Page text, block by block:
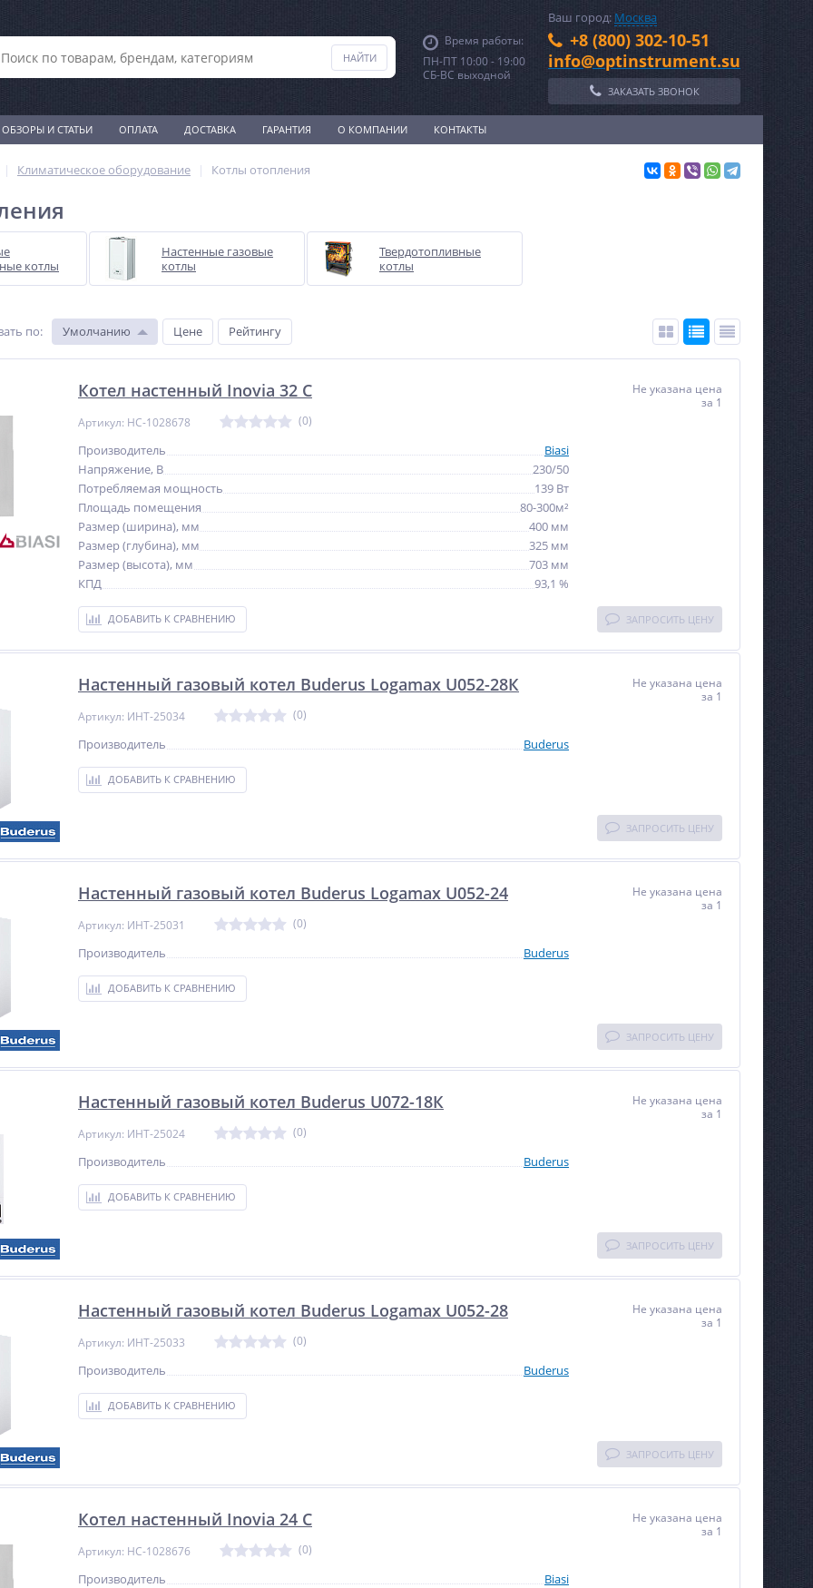
Время работы:
ПН-ПТ 10:00 - 19:00
СБ-ВС выходной
Ваш город: Москва
+8 (800) 302-10-51
info@optinstrument.su
ЗАКАЗАТЬ ЗВОНОК
ОБЗОРЫ И СТАТЬИ ОПЛАТА ДОСТАВКА ГАРАНТИЯ О КОМПАНИИ КОНТАКТЫ
NEW
ХИТ
Мультипликатор
индустриальный
пневматический прямого
654 980
пневматический прямого
Климатическое оборудование Котлы отопления
котлы
Настенные газовые
котлы
Твердотопливные
котлы
по: Умолчанию Цене Рейтингу
Котел настенный Inovia 32 C
Артикул: НС-1028678 (0)
Производитель
Biasi
Напряжение, В
230/50
Потребляемая мощность
139 Вт
Площадь помещения
80-300м²
Размер (ширина), мм
400 мм
Размер (глубина), мм
325 мм
Размер (высота), мм
703 мм
КПД
93,1 %
ДОБАВИТЬ К СРАВНЕНИЮ
Не указана цена
за 1
ЗАПРОСИТЬ ЦЕНУ
Настенный газовый котел Buderus Logamax U052-28К
Артикул: ИНТ-25034 (0)
Производитель Buderus
ДОБАВИТЬ К СРАВНЕНИЮ
Не указана цена
за 1
ЗАПРОСИТЬ ЦЕНУ
Настенный газовый котел Buderus Logamax U052-24
Артикул: ИНТ-25031 (0)
Производитель Buderus
ДОБАВИТЬ К СРАВНЕНИЮ
Не указана цена
за 1
ЗАПРОСИТЬ ЦЕНУ
Настенный газовый котел Buderus U072-18К
Артикул: ИНТ-25024 (0)
Производитель Buderus
ДОБАВИТЬ К СРАВНЕНИЮ
Не указана цена
за 1
ЗАПРОСИТЬ ЦЕНУ
Настенный газовый котел Buderus Logamax U052-28
Артикул: ИНТ-25033 (0)
Производитель Buderus
ДОБАВИТЬ К СРАВНЕНИЮ
Не указана цена
за 1
ЗАПРОСИТЬ ЦЕНУ
Котел настенный Inovia 24 C
Артикул: НС-1028676 (0)
Производитель
Biasi
Не указана цена
за 1